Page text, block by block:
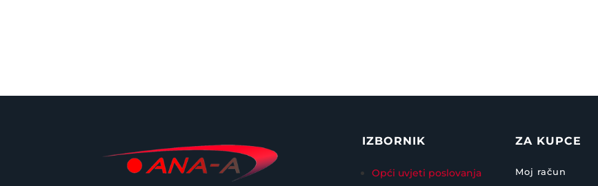
IZBORNIK
Opći uvjeti poslovanja
ZA KUPCE
Moj račun